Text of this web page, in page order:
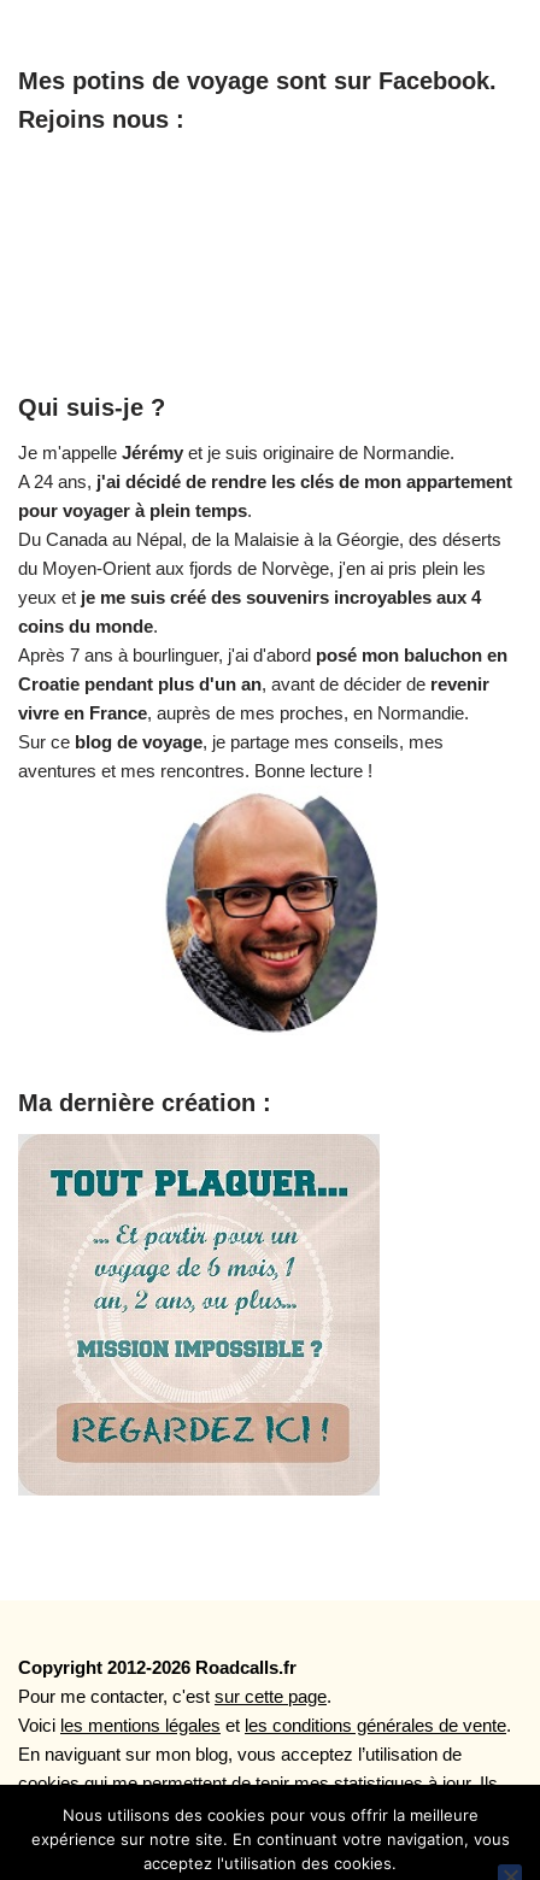
Mes potins de voyage sont sur Facebook.
Rejoins nous :
Qui suis-je ?
Je m'appelle Jérémy et je suis originaire de Normandie.
A 24 ans, j'ai décidé de rendre les clés de mon appartement
pour voyager à plein temps.
Du Canada au Népal, de la Malaisie à la Géorgie, des déserts
du Moyen-Orient aux fjords de Norvège, j'en ai pris plein les
yeux et je me suis créé des souvenirs incroyables aux 4
coins du monde.
Après 7 ans à bourlinguer, j'ai d'abord posé mon baluchon en
Croatie pendant plus d'un an, avant de décider de revenir
vivre en France, auprès de mes proches, en Normandie.
Sur ce blog de voyage, je partage mes conseils, mes
aventures et mes rencontres. Bonne lecture !
Ma dernière création :
Copyright 2012-2026 Roadcalls.fr
Pour me contacter, c'est sur cette page.
Voici les mentions légales et les conditions générales de vente.
En naviguant sur mon blog, vous acceptez l’utilisation de
cookies qui me permettent de tenir mes statistiques à jour. Ils
vous permettent aussi une navigation plus rapide ainsi que
l'utilisation des boutons de partages sociaux. Plus d'infos sur
l'utilisation des cookies en lisant la page Politique de
Nous utilisons des cookies pour vous offrir la meilleure
expérience sur notre site. En continuant votre navigation, vous
acceptez l'utilisation des cookies.